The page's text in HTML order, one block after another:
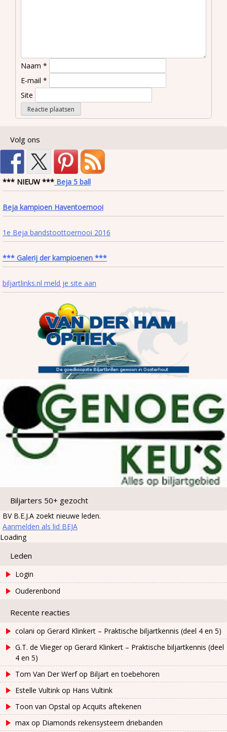
Naam *
E-mail *
Site
Volg ons
*** NIEUW *** Beja 5 ball
Beja kampioen Haventoernooi
1e Beja bandstoottoernooi 2016
*** Galerij der kampioenen ***
biljartlinks.nl meld je site aan
Biljarters 50+ gezocht
BV B.E.J.A zoekt nieuwe leden.
Aanmelden als lid BEJA
Loading
Leden
Login
Ouderenbond
Recente reacties
colani op Gerard Klinkert – Praktische biljartkennis (deel 4 en 5)
G.T. de Vliegerop Gerard Klinkert – Praktische biljartkennis (deel
4 en 5)
Tom Van Der Werfop Biljart en toebehoren
Estelle Vultink op Hans Vultink
Toon van Opstal op Acquits aftekenen
max op Diamonds rekensysteem driebanden